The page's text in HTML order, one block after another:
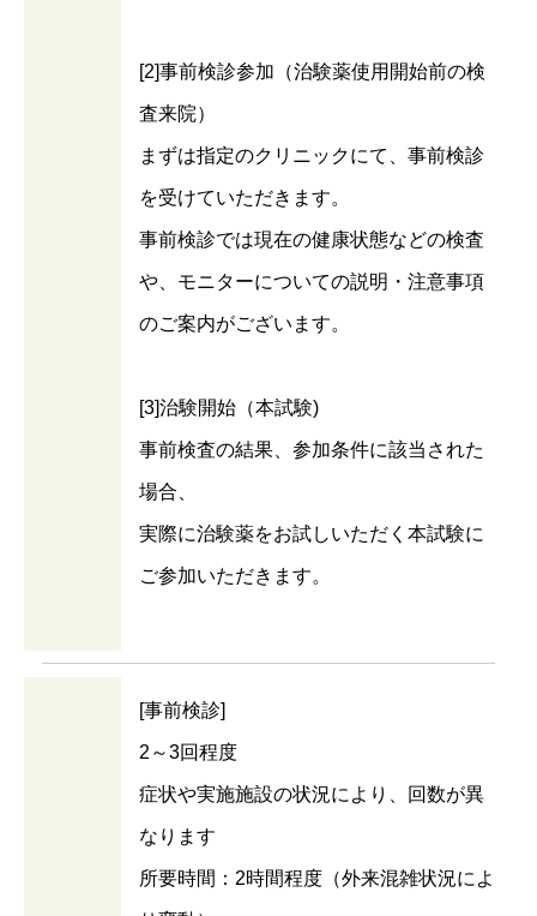
[2]事前検診参加（治験薬使用開始前の検
査来院）
まずは指定のクリニックにて、事前検診
を受けていただきます。
事前検診では現在の健康状態などの検査
や、モニターについての説明・注意事項
のご案内がございます。
[3]治験開始（本試験)
事前検査の結果、参加条件に該当された
場合、
実際に治験薬をお試しいただく本試験に
ご参加いただきます。
[事前検診]
2～3回程度
症状や実施施設の状況により、回数が異
なります
所要時間：2時間程度（外来混雑状況によ